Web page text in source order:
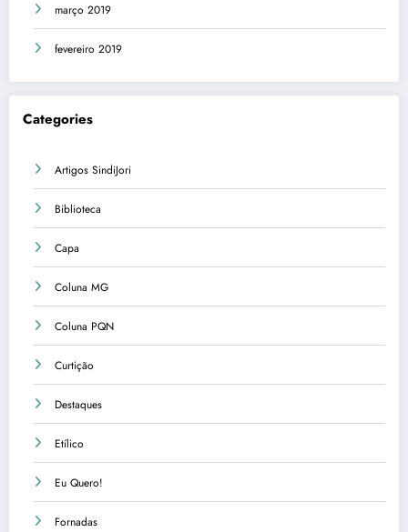
março 2019
fevereiro 2019
Categories
Artigos SindiJori
Biblioteca
Capa
Coluna MG
Coluna PQN
Curtição
Destaques
Etílico
Eu Quero!
Fornadas